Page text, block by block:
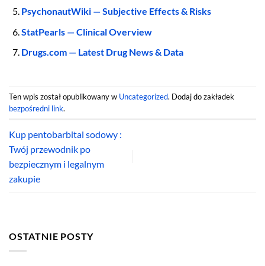
OSTATNIE POSTY
PsychonautWiki — Subjective Effects & Risks
StatPearls — Clinical Overview
Drugs.com — Latest Drug News & Data
Ten wpis został opublikowany w Uncategorized. Dodaj do zakładek
bezpośredni link.
Kup pentobarbital sodowy :
Twój przewodnik po
bezpiecznym i legalnym
zakupie